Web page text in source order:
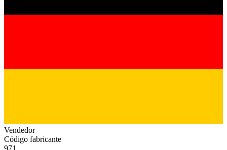
Vendedor
Código fabricante
971